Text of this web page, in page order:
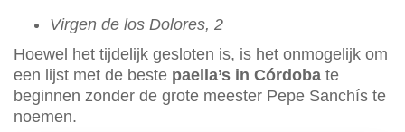
Virgen de los Dolores, 2
Hoewel het tijdelijk gesloten is, is het onmogelijk om
een lijst met de beste paella’s in Córdoba te
beginnen zonder de grote meester Pepe Sanchís te
noemen.